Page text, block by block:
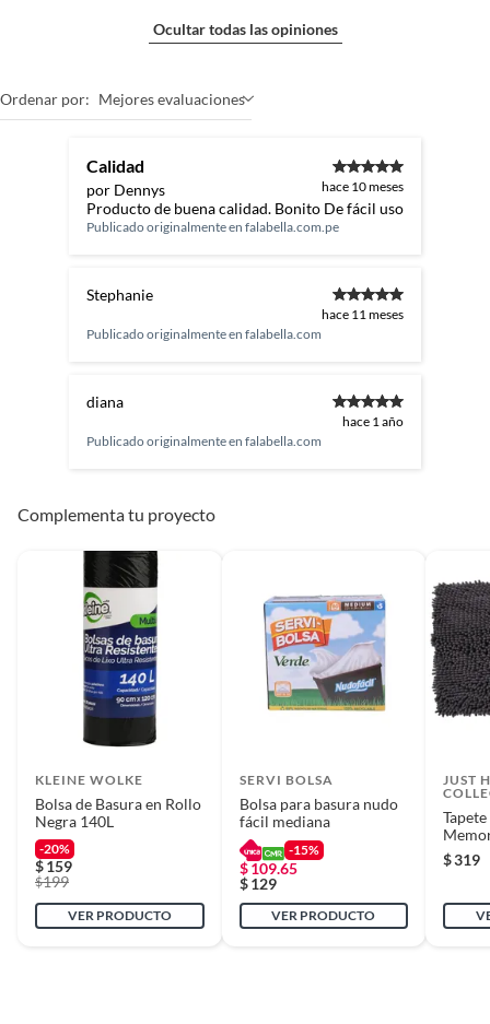
Ocultar todas las opiniones
Ordenar por: Mejores evaluaciones
Calidad
por Dennys hace 10 meses
Producto de buena calidad. Bonito De fácil uso
Publicado originalmente en falabella.com.pe
Stephanie
hace 11 meses
Publicado originalmente en falabella.com
diana
hace 1 año
Publicado originalmente en falabella.com
Complementa tu proyecto
KLEINE WOLKE
Bolsa de Basura en Rollo
Negra 140L
-20%
$159
$199
VER PRODUCTO
SERVI BOLSA
Bolsa para basura nudo
fácil mediana
-15%
$ 109.65
$ 129
VER PRODUCTO
JUST
Gris
$319